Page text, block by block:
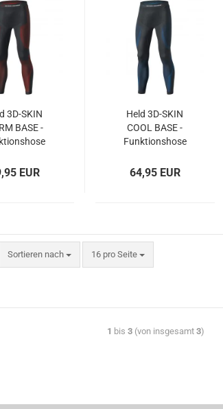
3D-SKIN
BASE -
EUR
Held 3D-SKIN
COOL BASE -
Funktionshose
64,95 EUR
Sortieren nach 16 pro Seite
1 bis 3(von insgesamt 3)